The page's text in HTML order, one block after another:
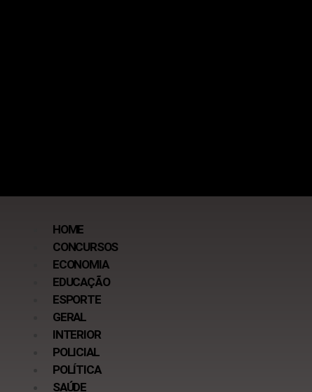
HOME
CONCURSOS
ECONOMIA
EDUCAÇÃO
ESPORTE
GERAL
INTERIOR
POLICIAL
POLÍTICA
SAÚDE